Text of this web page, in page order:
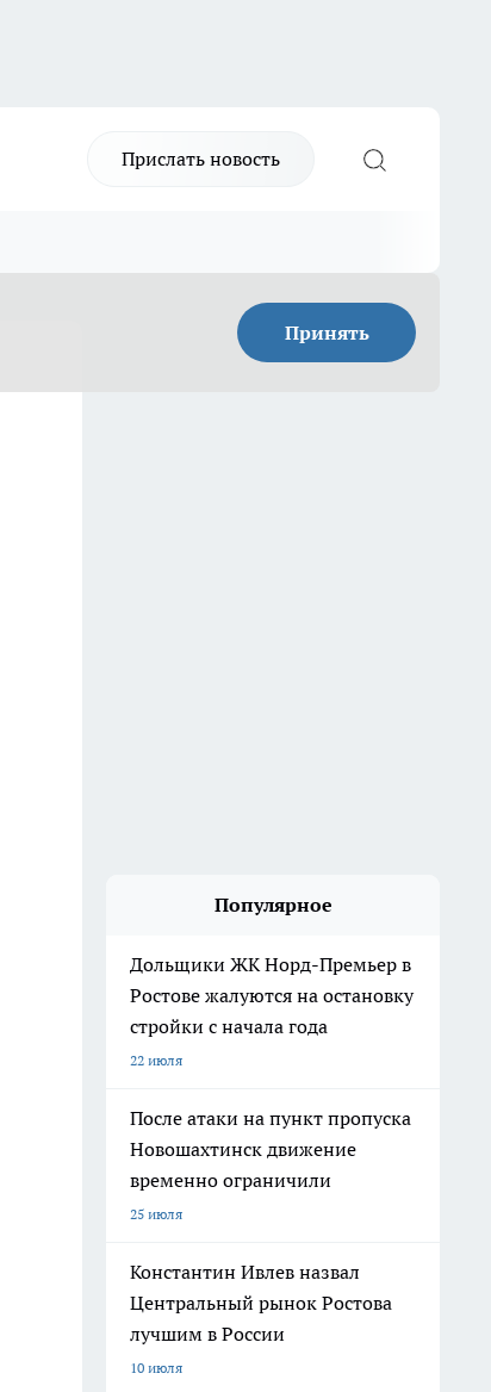
Прислать новость
Принять
Популярное
Дольщики ЖК Норд-Премьер в
Ростове жалуются на остановку
стройки с начала года
22 июля
После атаки на пункт пропуска
Новошахтинск движение
временно ограничили
25 июля
Константин Ивлев назвал
Центральный рынок Ростова
лучшим в России
10 июля